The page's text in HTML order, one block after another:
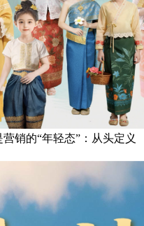
销的“年轻态”：从头定义